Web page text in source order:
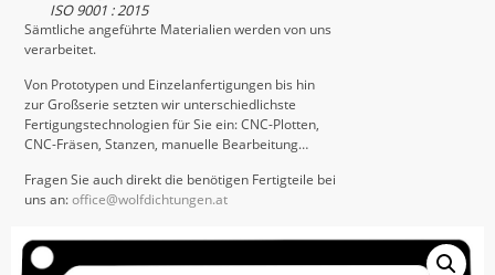
ISO 9001 : 2015
Sämtliche angeführte Materialien werden von uns
verarbeitet.
Von Prototypen und Einzelanfertigungen bis hin
zur Großserie setzten wir unterschiedlichste
Fertigungstechnologien für Sie ein: CNC-Plotten,
CNC-Fräsen, Stanzen, manuelle Bearbeitung…
Fragen Sie auch direkt die benötigen Fertigteile bei
uns an:office@wolfdichtungen.at